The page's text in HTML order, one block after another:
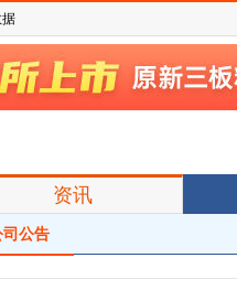
资讯
司公告